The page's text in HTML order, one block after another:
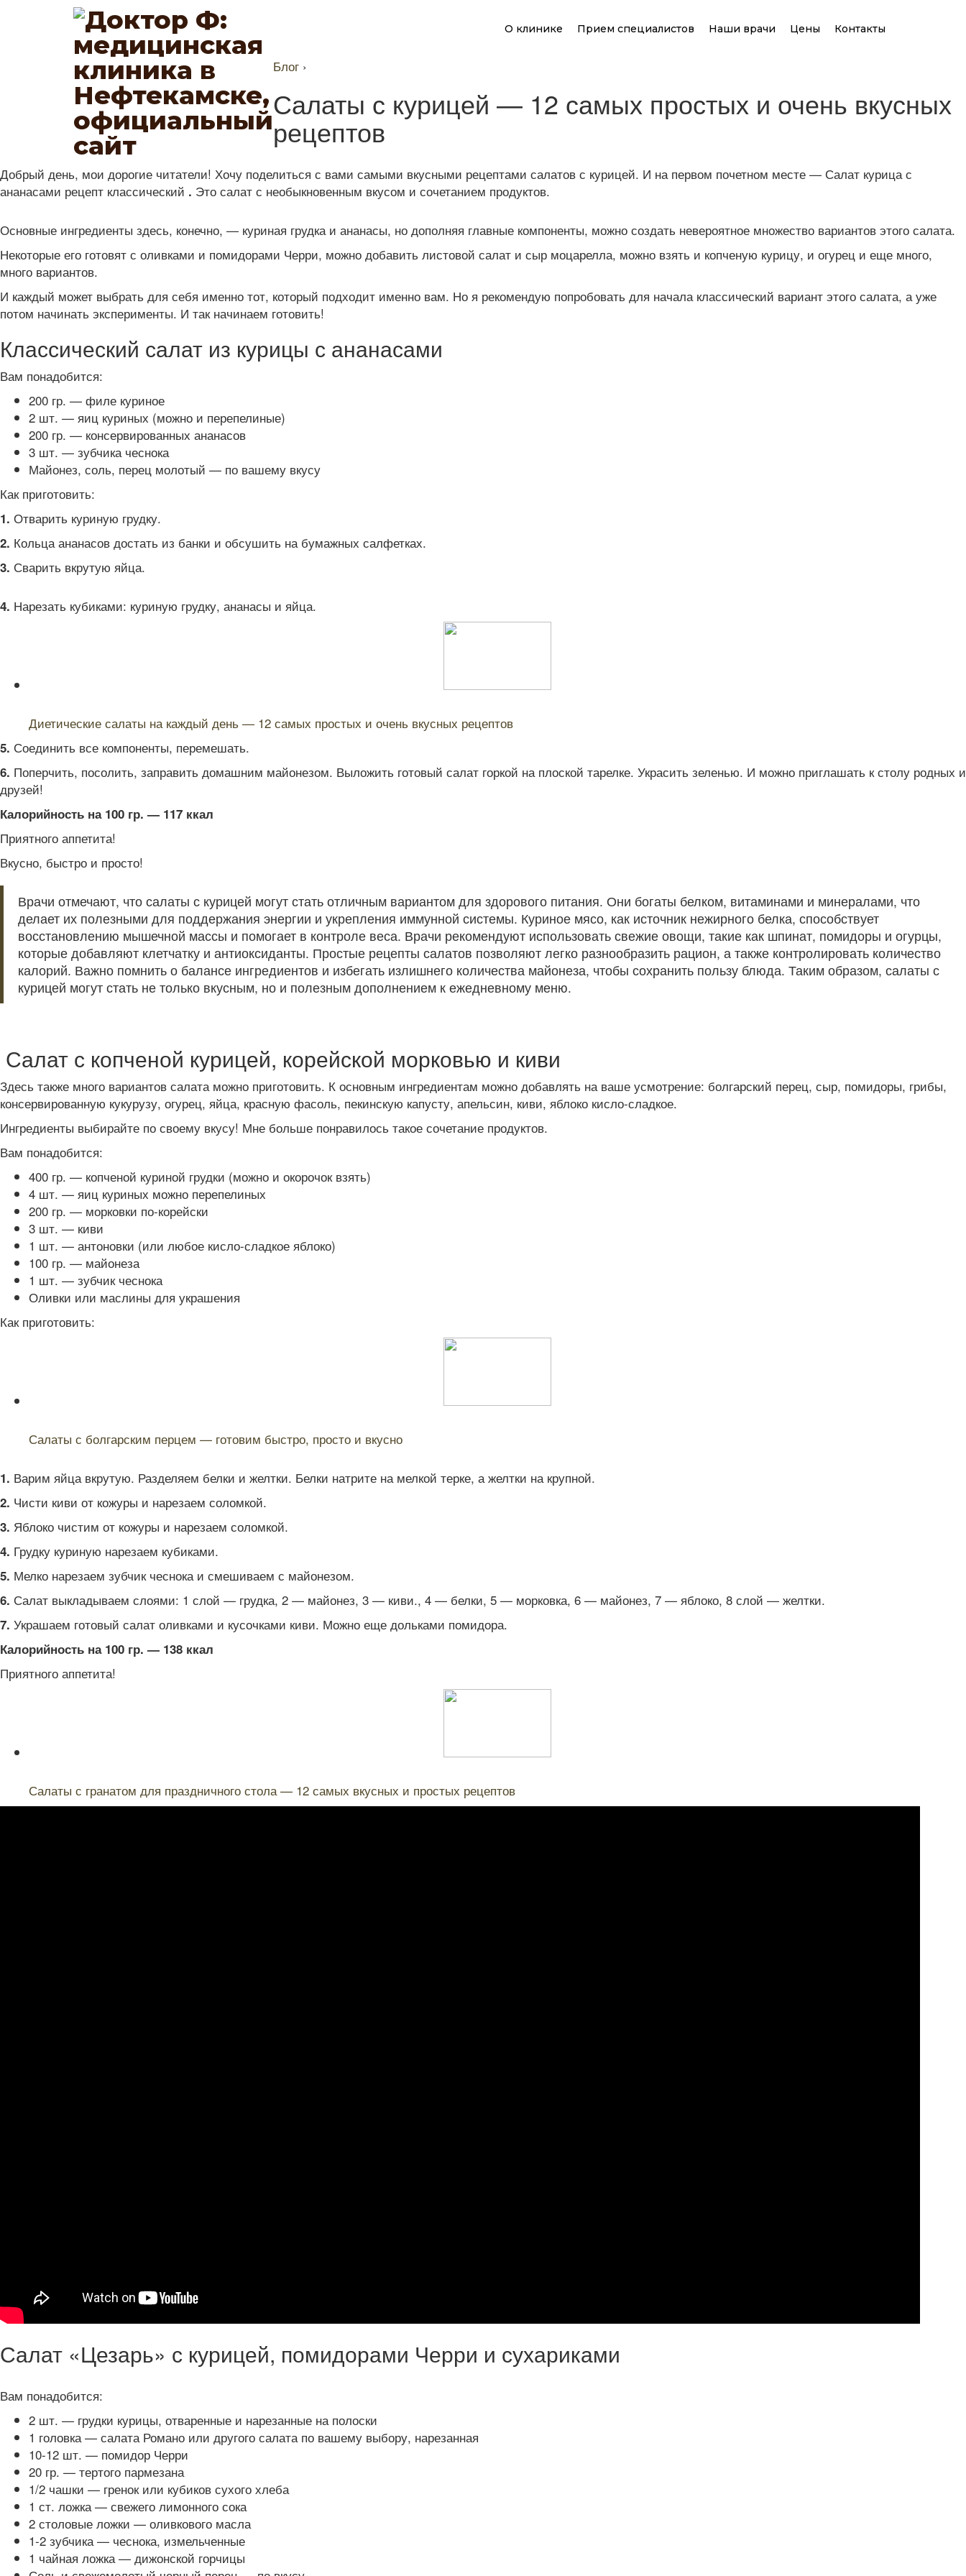
О клинике Прием специалистов Наши врачи Цены Контакты
Блог ›
Салаты с курицей — 12 самых простых и очень вкусных
рецептов
Добрый день, мои дорогие читатели! Хочу поделиться с вами самыми вкусными рецептами салатов с курицей. И на первом почетном месте — Салат курица с
ананасами рецепт классический . Это салат с необыкновенным вкусом и сочетанием продуктов.
Основные ингредиенты здесь, конечно, — куриная грудка и ананасы, но дополняя главные компоненты, можно создать невероятное множество вариантов этого салата.
Некоторые его готовят с оливками и помидорами Черри, можно добавить листовой салат и сыр моцарелла, можно взять и копченую курицу, и огурец и еще много,
много вариантов.
И каждый может выбрать для себя именно тот, который подходит именно вам. Но я рекомендую попробовать для начала классический вариант этого салата, а уже
потом начинать эксперименты. И так начинаем готовить!
Классический салат из курицы с ананасами
Вам понадобится:
200 гр. — филе куриное
2 шт. — яиц куриных (можно и перепелиные)
200 гр. — консервированных ананасов
3 шт. — зубчика чеснока
Майонез, соль, перец молотый — по вашему вкусу
Как приготовить:
1. Отварить куриную грудку.
2. Кольца ананасов достать из банки и обсушить на бумажных салфетках.
3. Сварить вкрутую яйца.
4. Нарезать кубиками: куриную грудку, ананасы и яйца.
Диетические салаты на каждый день — 12 самых простых и очень вкусных рецептов
5. Соединить все компоненты, перемешать.
6. Поперчить, посолить, заправить домашним майонезом. Выложить готовый салат горкой на плоской тарелке. Украсить зеленью. И можно приглашать к столу родных и
друзей!
Калорийность на 100 гр. — 117 ккал
Приятного аппетита!
Вкусно, быстро и просто!
Врачи отмечают, что салаты с курицей могут стать отличным вариантом для здорового питания. Они богаты белком, витаминами и минералами, что
делает их полезными для поддержания энергии и укрепления иммунной системы. Куриное мясо, как источник нежирного белка, способствует
восстановлению мышечной массы и помогает в контроле веса. Врачи рекомендуют использовать свежие овощи, такие как шпинат, помидоры и огурцы,
которые добавляют клетчатку и антиоксиданты. Простые рецепты салатов позволяют легко разнообразить рацион, а также контролировать количество
калорий. Важно помнить о балансе ингредиентов и избегать излишнего количества майонеза, чтобы сохранить пользу блюда. Таким образом, салаты с
курицей могут стать не только вкусным, но и полезным дополнением к ежедневному меню.
Салат с копченой курицей, корейской морковью и киви
Здесь также много вариантов салата можно приготовить. К основным ингредиентам можно добавлять на ваше усмотрение: болгарский перец, сыр, помидоры, грибы,
консервированную кукурузу, огурец, яйца, красную фасоль, пекинскую капусту, апельсин, киви, яблоко кисло-сладкое.
Ингредиенты выбирайте по своему вкусу! Мне больше понравилось такое сочетание продуктов.
Вам понадобится:
400 гр. — копченой куриной грудки (можно и окорочок взять)
4 шт. — яиц куриных можно перепелиных
200 гр. — морковки по-корейски
3 шт. — киви
1 шт. — антоновки (или любое кисло-сладкое яблоко)
100 гр. — майонеза
1 шт. — зубчик чеснока
Оливки или маслины для украшения
Как приготовить:
Салаты с болгарским перцем — готовим быстро, просто и вкусно
1. Варим яйца вкрутую. Разделяем белки и желтки. Белки натрите на мелкой терке, а желтки на крупной.
2. Чисти киви от кожуры и нарезаем соломкой.
3. Яблоко чистим от кожуры и нарезаем соломкой.
4. Грудку куриную нарезаем кубиками.
5. Мелко нарезаем зубчик чеснока и смешиваем с майонезом.
6. Салат выкладываем слоями: 1 слой — грудка, 2 — майонез, 3 — киви., 4 — белки, 5 — морковка, 6 — майонез, 7 — яблоко, 8 слой — желтки.
7. Украшаем готовый салат оливками и кусочками киви. Можно еще дольками помидора.
Калорийность на 100 гр. — 138 ккал
Приятного аппетита!
Салаты с гранатом для праздничного стола — 12 самых вкусных и простых рецептов
Салат «Цезарь» с курицей, помидорами Черри и сухариками
Вам понадобится:
2 шт. — грудки курицы, отваренные и нарезанные на полоски
1 головка — салата Романо или другого салата по вашему выбору, нарезанная
10-12 шт. — помидор Черри
20 гр. — тертого пармезана
1/2 чашки — гренок или кубиков сухого хлеба
1 ст. ложка — свежего лимонного сока
2 столовые ложки — оливкового масла
1-2 зубчика — чеснока, измельченные
1 чайная ложка — дижонской горчицы